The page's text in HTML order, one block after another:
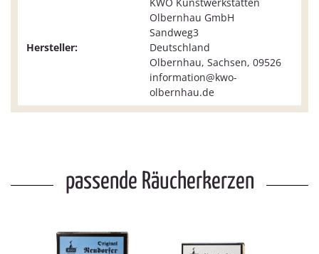
Hersteller:
Olbernhau GmbH
Sandweg3
Deutschland
Olbernhau, Sachsen, 09526
information@kwo-
olbernhau.de
passende Räucherkerzen